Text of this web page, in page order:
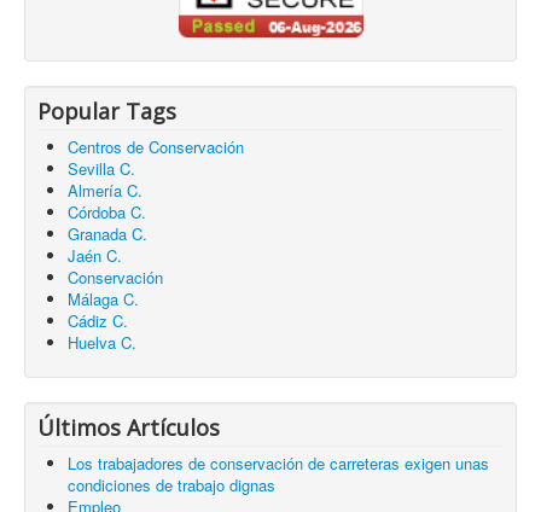
Popular Tags
Centros de Conservación
Sevilla C.
Almería C.
Córdoba C.
Granada C.
Jaén C.
Conservación
Málaga C.
Cádiz C.
Huelva C.
Últimos Artículos
Los trabajadores de conservación de carreteras exigen unas
condiciones de trabajo dignas
Empleo